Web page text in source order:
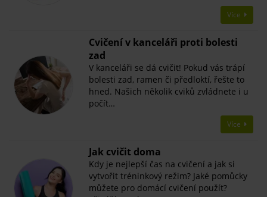
Více
Cvičení v kanceláři proti bolesti
zad
V kanceláři se dá cvičit! Pokud vás trápí
bolesti zad, ramen či předloktí, řešte to
hned. Našich několik cviků zvládnete i u
počít…
Více
Jak cvičit doma
Kdy je nejlepší čas na cvičení a jak si
vytvořit tréninkový režim? Jaké pomůcky
můžete pro domácí cvičení použít?